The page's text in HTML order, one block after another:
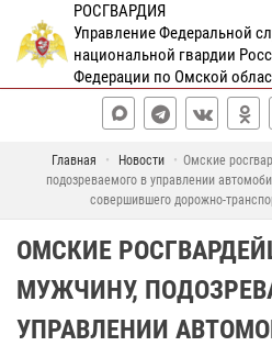
РОСГВАРДИЯ
Управление Федеральной
национальной гвардии
Федерации по Омской
Главная Новости
Омские
подозреваемого в управлении
совершившего дорожно-
ОМСКИЕ
МУЖЧИНУ,
УПРАВЛЕНИИ